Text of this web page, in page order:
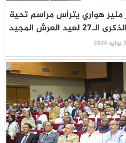
هواري يترأس مراسم تحية
العرش المجيد